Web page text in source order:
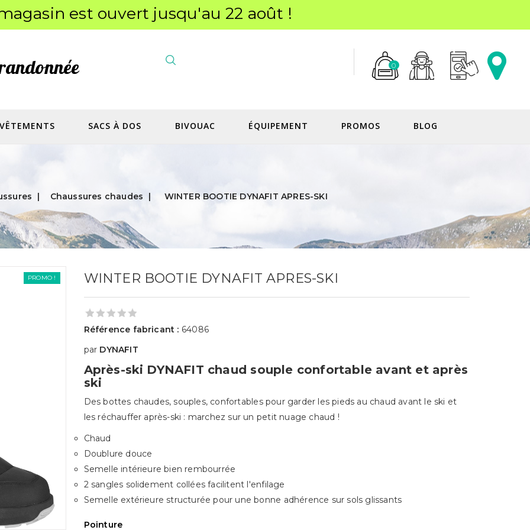
est ouvert jusqu'au 22 août !
0
VÊTEMENTS SACS À DOS BIVOUAC ÉQUIPEMENT PROMOS BLOG
Chaussures chaudes WINTER BOOTIE DYNAFIT APRES-SKI
PROMO ! WINTER BOOTIE DYNAFIT APRES-SKI
Référence fabricant : 64086
par DYNAFIT
Après-ski DYNAFIT chaud souple confortable avant et après
ski
Des bottes chaudes, souples, confortables pour garder les pieds au chaud avant le ski et
les réchauffer après-ski : marchez sur un petit nuage chaud !
Chaud
Doublure douce
Semelle intérieure bien rembourrée
2 sangles solidement collées facilitent l'enfilage
Semelle extérieure structurée pour une bonne adhérence sur sols glissants
Pointure